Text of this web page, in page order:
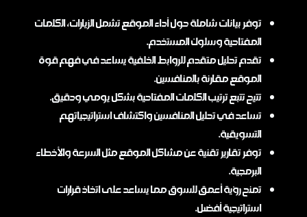
توفر بيانات شاملة حول أداء الموقع تشمل الزيارات، الكلمات
المفتاحية وسلوك المستخدم.
تقدم تحليل متقدم للروابط الخلفية يساعد في فهم قوة
الموقع مقارنة بالمنافسين.
تتيح تتبع ترتيب الكلمات المفتاحية بشكل يومي ودقيق.
تساعد في تحليل المنافسين واكتشاف استراتيجياتهم
التسويقية.
توفر تقارير تقنية عن مشاكل الموقع مثل السرعة والأخطاء
البرمجية.
تمنح رؤية أعمق للسوق مما يساعد على اتخاذ قرارات
استراتيجية أفضل.